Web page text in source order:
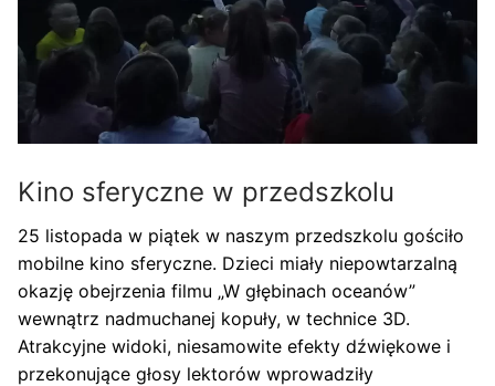
Kino sferyczne w przedszkolu
25 listopada w piątek w naszym przedszkolu gościło
mobilne kino sferyczne. Dzieci miały niepowtarzalną
okazję obejrzenia filmu „W głębinach oceanów”
wewnątrz nadmuchanej kopuły, w technice 3D.
Atrakcyjne widoki, niesamowite efekty dźwiękowe i
przekonujące głosy lektorów wprowadziły